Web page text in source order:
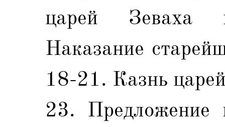
царей
Наказание
18-21. Казнь
23. Предложение